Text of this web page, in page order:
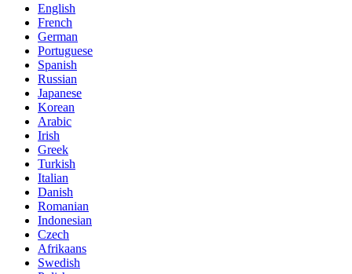
English
French
German
Portuguese
Spanish
Russian
Japanese
Korean
Arabic
Irish
Greek
Turkish
Italian
Danish
Romanian
Indonesian
Czech
Afrikaans
Swedish